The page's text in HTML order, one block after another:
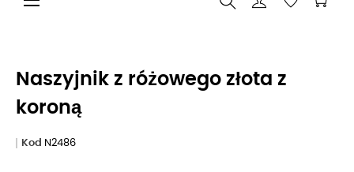
Naszyjnik z różowego złota z
koroną
Kod N2486